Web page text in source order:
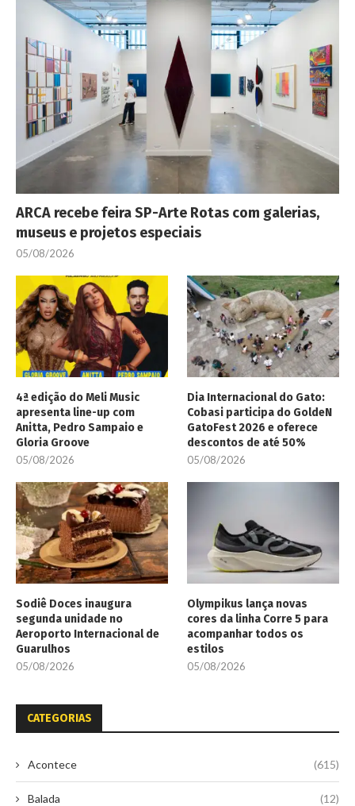
ARCA recebe feira SP-Arte Rotas com galerias,
museus e projetos especiais
05/08/2026
4ª edição do Meli Music
apresenta line-up com
Anitta, Pedro Sampaio e
Gloria Groove
05/08/2026
Dia Internacional do Gato:
Cobasi participa do GoldeN
GatoFest 2026 e oferece
descontos de até 50%
05/08/2026
Sodiê Doces inaugura
segunda unidade no
Aeroporto Internacional de
Guarulhos
05/08/2026
Olympikus lança novas
cores da linha Corre 5 para
acompanhar todos os
estilos
05/08/2026
CATEGORIAS
Acontece (615)
Balada (12)